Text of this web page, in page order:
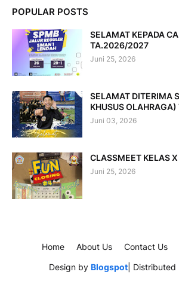
POPULAR POSTS
SELAMAT KEPADA
TA.2026/2027
Juni 25, 2026
SELAMAT DITERIMA
KHUSUS
Juni 03, 2026
CLASSMEET KELAS X
Juni 25, 2026
Design by Blogspot| Distributed
Home About Us Contact Us